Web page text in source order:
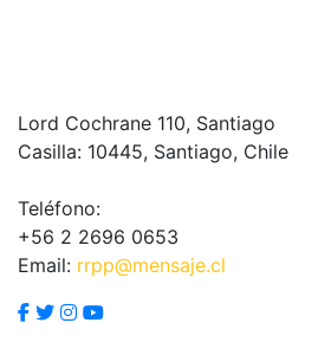
Lord Cochrane 110, Santiago
Casilla: 10445, Santiago, Chile
Teléfono:
+56 2 2696 0653
Email: rrpp@mensaje.cl